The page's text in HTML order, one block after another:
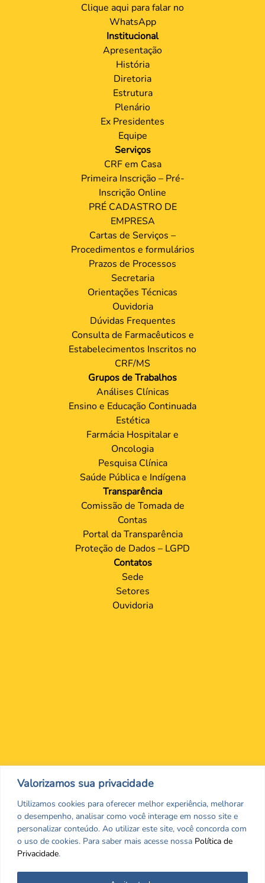
Valorizamos sua privacidade
Utilizamos cookies para oferecer melhor experiência, melhorar
o desempenho, analisar como você interage em nosso site e
personalizar conteúdo. Ao utilizar este site, você concorda com
o uso de cookies. Para saber mais acesse nossa Política de
Privacidade.
Clique aqui para falar no
WhatsApp
Institucional
Apresentação
História
Diretoria
Estrutura
Plenário
Ex Presidentes
Equipe
Serviços
CRF em Casa
Primeira Inscrição – Pré-
Inscrição Online
PRÉ CADASTRO DE
EMPRESA
Cartas de Serviços –
Procedimentos e formulários
Prazos de Processos
Secretaria
Orientações Técnicas
Ouvidoria
Dúvidas Frequentes
Consulta de Farmacêuticos e
Estabelecimentos Inscritos no
CRF/MS
Grupos de Trabalhos
Análises Clínicas
Ensino e Educação Continuada
Estética
Farmácia Hospitalar e
Oncologia
Pesquisa Clínica
Saúde Pública e Indígena
Transparência
Comissão de Tomada de
Contas
Portal da Transparência
Proteção de Dados – LGPD
Contatos
Sede
Setores
Ouvidoria